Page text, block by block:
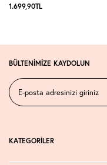
1.699,90TL
BÜLTENİMİZE KAYDOLUN
KATEGORİLER